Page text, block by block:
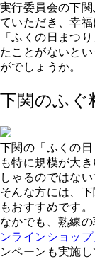
実行委員会の下
ていただき、幸
「ふくの日まつ
たことがないと
がでしょうか。
下関のふぐ
下関の「ふくの
も特に規模が大
しゃるのではない
そんな方には、
もおすすめです。
なかでも、熟練
ンラインショップ
ンペーンも実施